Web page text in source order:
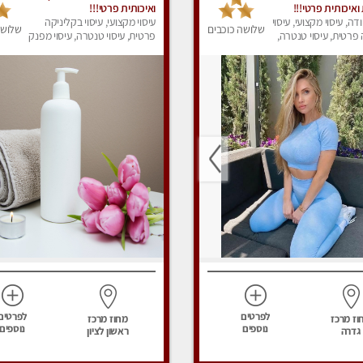
פרטי!!!
עיסוי מקצועי, עיסוי
פרטית, עיסוי טנטרה,
שלושה כוכבים
מרכז
גדרה
לפרטים
נוספים
ואיכותית פרטי!!!
עיסוי מקצועי, עיסוי בקליניקה
פרטית, עיסוי טנטרה, עיסוי מפנק
מחוז מרכז
ראשון לציון
נוספים